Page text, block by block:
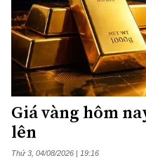
Giá vàng hôm
lên
Thứ 3, 04/08/2026 | 19:16